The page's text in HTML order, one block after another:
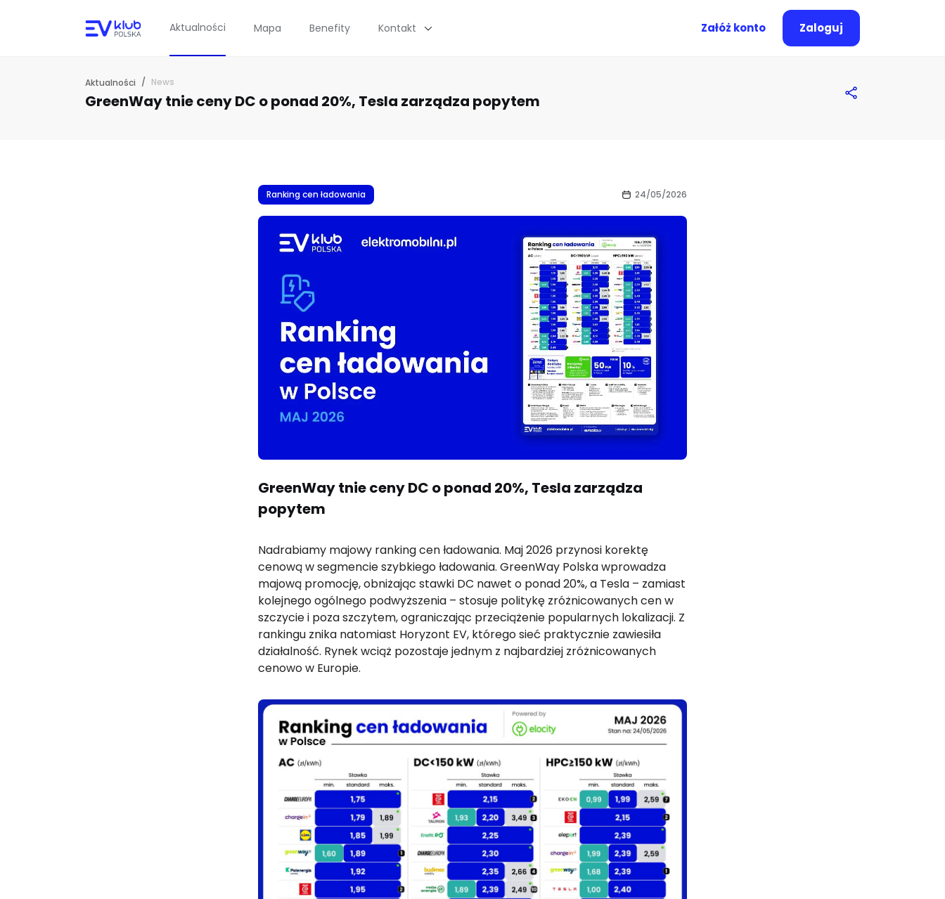
Aktualności Mapa Benefity Kontakt Załóż konto Zaloguj
Aktualności / News
GreenWay tnie ceny DC o ponad 20%, Tesla zarządza popytem
Ranking cen ładowania 24/05/2026
GreenWay tnie ceny DC o ponad 20%, Tesla zarządza
popytem
Nadrabiamy majowy ranking cen ładowania. Maj 2026 przynosi korektę
cenową w segmencie szybkiego ładowania. GreenWay Polska wprowadza
majową promocję, obniżając stawki DC nawet o ponad 20%, a Tesla – zamiast
kolejnego ogólnego podwyższenia – stosuje politykę zróżnicowanych cen w
szczycie i poza szczytem, ograniczając przeciążenie popularnych lokalizacji. Z
rankingu znika natomiast Horyzont EV, którego sieć praktycznie zawiesiła
działalność. Rynek wciąż pozostaje jednym z najbardziej zróżnicowanych
cenowo w Europie.